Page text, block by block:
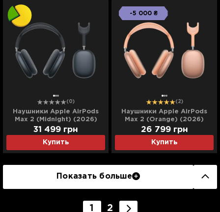
(0)
Наушники Apple AirPods
Max 2 (Midnight) (2026)
(MHWK4) (Ultra)
Купить
31 499 грн
-5 000 ₴
(2)
Наушники Apple AirPods
Max 2 (Orange) (2026)
(MHWN4)
Купить
26 799 грн
Показать больше
1 2